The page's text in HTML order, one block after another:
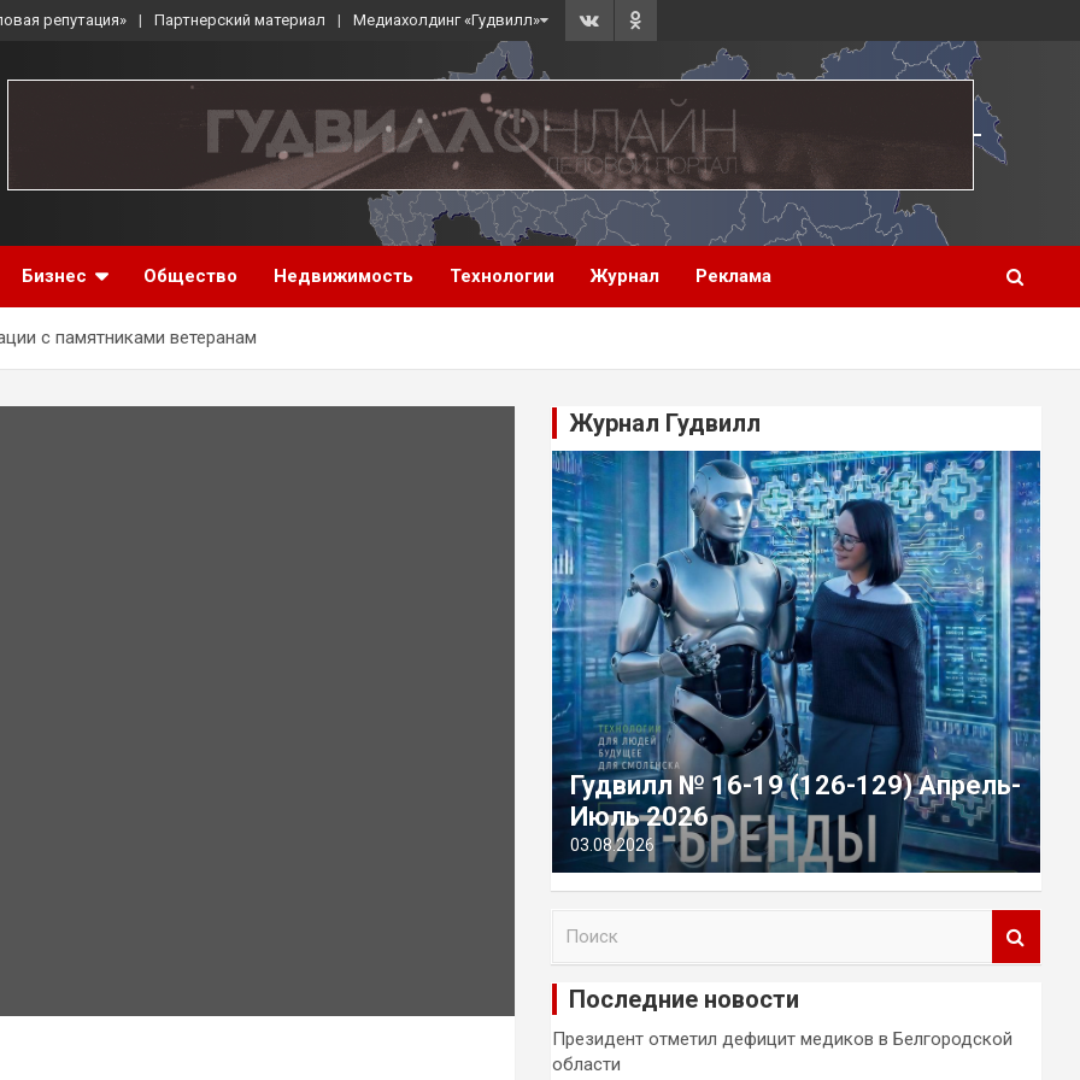
репутация» Партнерский материал Медиахолдинг «Гудвилл»
Бизнес Общество Недвижимость Технологии Журнал Реклама
с памятниками ветеранам
Журнал Гудвилл
Гудвилл № 16-19 (126-129) Апрель-
Июль 2026
03.08.2026
и
Последние новости
Президент отметил дефицит медиков в Белгородской
области